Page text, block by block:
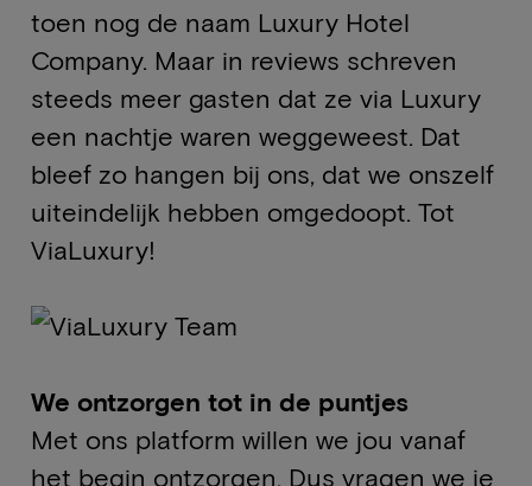
toen nog de naam Luxury Hotel
Company. Maar in reviews schreven
steeds meer gasten dat ze via Luxury
een nachtje waren weggeweest. Dat
bleef zo hangen bij ons, dat we onszelf
uiteindelijk hebben omgedoopt. Tot
ViaLuxury!
We ontzorgen tot in de puntjes
Met ons platform willen we jou vanaf
het begin ontzorgen. Dus vragen we je